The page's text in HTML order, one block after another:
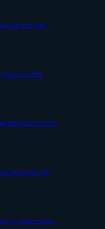
отрубил
отрубил
пидорас отрубил
она просто не
да, может быть.